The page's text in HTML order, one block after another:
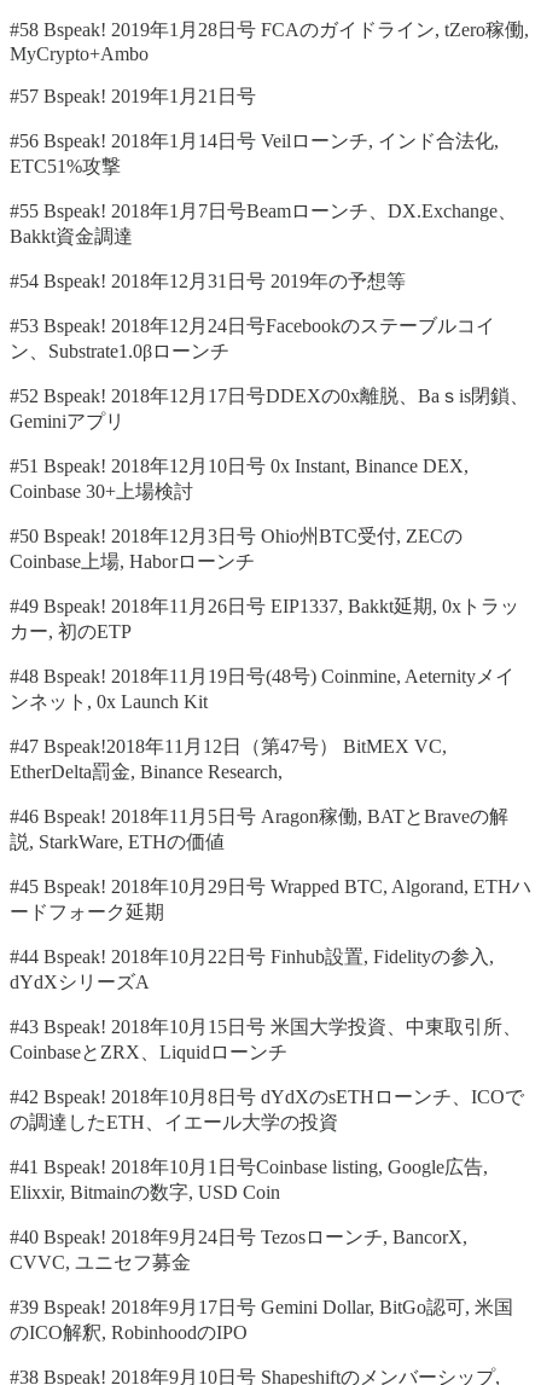
#58 Bspeak! 2019年1月28日号 FCAのガイドライン, tZero稼働,
MyCrypto+Ambo
#57 Bspeak! 2019年1月21日号
#56 Bspeak! 2018年1月14日号 Veilローンチ, インド合法化,
ETC51%攻撃
#55 Bspeak! 2018年1月7日号Beamローンチ、DX.Exchange、
Bakkt資金調達
#54 Bspeak! 2018年12月31日号 2019年の予想等
#53 Bspeak! 2018年12月24日号Facebookのステーブルコイ
ン、Substrate1.0βローンチ
#52 Bspeak! 2018年12月17日号DDEXの0x離脱、Baｓis閉鎖、
Geminiアプリ
#51 Bspeak! 2018年12月10日号 0x Instant, Binance DEX,
Coinbase 30+上場検討
#50 Bspeak! 2018年12月3日号 Ohio州BTC受付, ZECの
Coinbase上場, Haborローンチ
#49 Bspeak! 2018年11月26日号 EIP1337, Bakkt延期, 0xトラッ
カー, 初のETP
#48 Bspeak! 2018年11月19日号(48号) Coinmine, Aeternityメイ
ンネット, 0x Launch Kit
#47 Bspeak!2018年11月12日（第47号） BitMEX VC,
EtherDelta罰金, Binance Research,
#46 Bspeak! 2018年11月5日号 Aragon稼働, BATとBraveの解
説, StarkWare, ETHの価値
#45 Bspeak! 2018年10月29日号 Wrapped BTC, Algorand, ETHハ
ードフォーク延期
#44 Bspeak! 2018年10月22日号 Finhub設置, Fidelityの参入,
dYdXシリーズA
#43 Bspeak! 2018年10月15日号 米国大学投資、中東取引所、
CoinbaseとZRX、Liquidローンチ
#42 Bspeak! 2018年10月8日号 dYdXのsETHローンチ、ICOで
の調達したETH、イエール大学の投資
#41 Bspeak! 2018年10月1日号Coinbase listing, Google広告,
Elixxir, Bitmainの数字, USD Coin
#40 Bspeak! 2018年9月24日号 Tezosローンチ, BancorX,
CVVC, ユニセフ募金
#39 Bspeak! 2018年9月17日号 Gemini Dollar, BitGo認可, 米国
のICO解釈, RobinhoodのIPO
#38 Bspeak! 2018年9月10日号 Shapeshiftのメンバーシップ,